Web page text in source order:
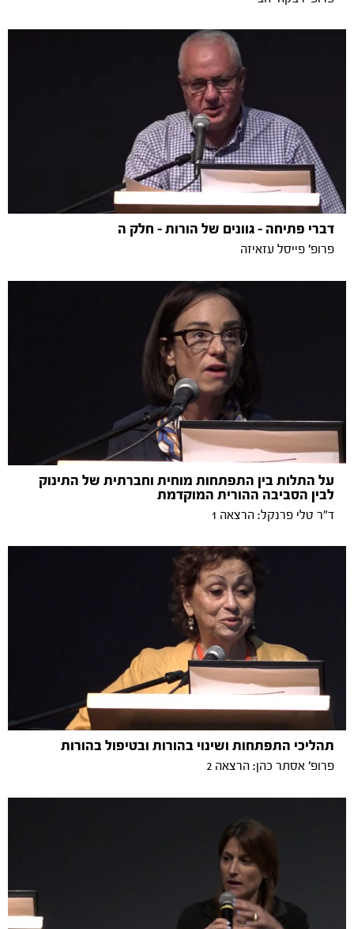
דברי פתיחה - גוונים של הורות - חלק ה
פרופ' פייסל עזאיזה
על התלות בין התפתחות מוחית וחברתית של התינוק
לבין הסביבה ההורית המוקדמת
ד"ר טלי פרנקל: הרצאה 1
תהליכי התפתחות ושינוי בהורות ובטיפול בהורות
פרופ' אסתר כהן: הרצאה 2